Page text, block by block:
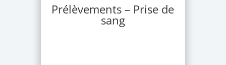
Prélèvements – Prise de
sang